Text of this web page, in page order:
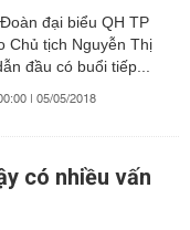
đại biểu QH TP
Chủ tịch Nguyễn Thị
đầu có buổi tiếp...
| 05/05/2018
có nhiều vấn